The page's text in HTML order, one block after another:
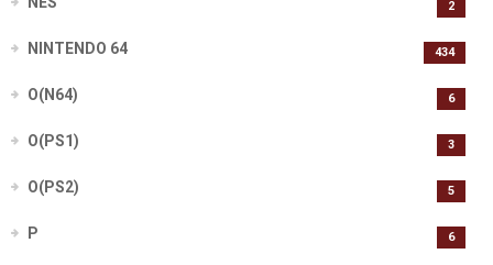
2
NINTENDO 64 434
O(N64) 6
O(PS1) 3
O(PS2) 5
P 6